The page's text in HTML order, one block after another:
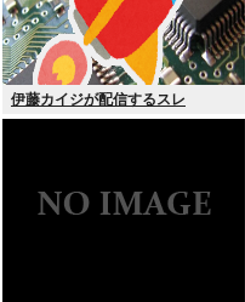
伊藤カイジが配信するスレ